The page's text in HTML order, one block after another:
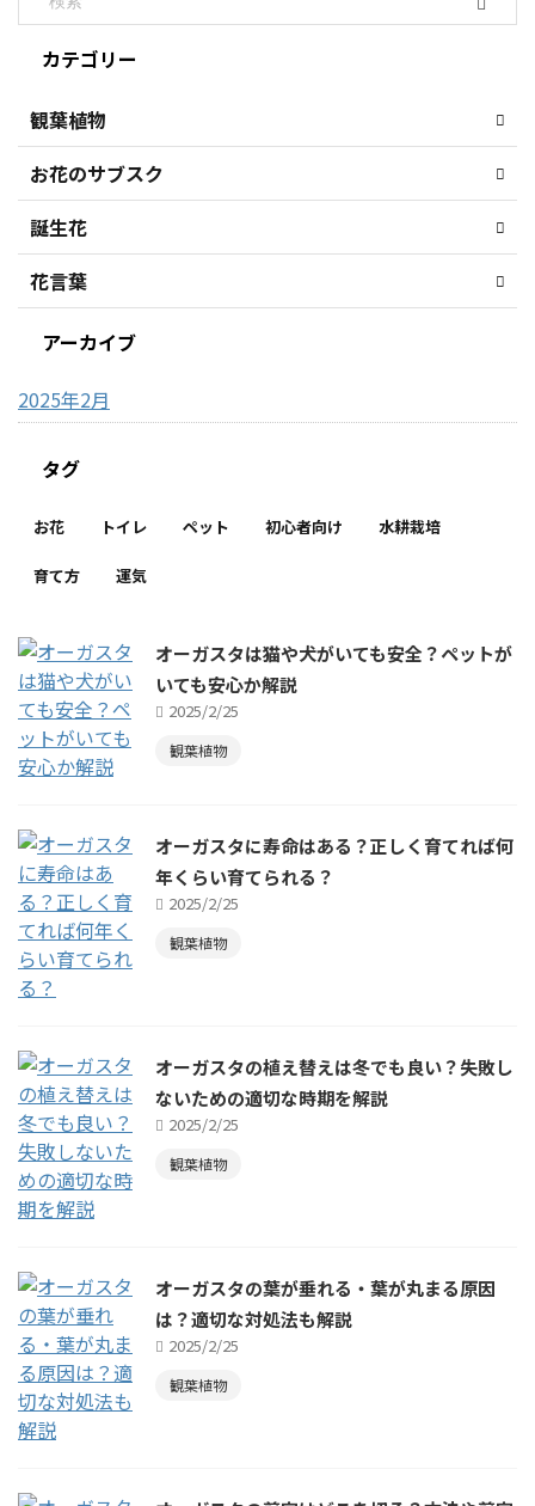
カテゴリー
観葉植物
お花のサブスク
誕生花
花言葉
アーカイブ
2025年2月
タグ
お花 トイレ ペット 初心者向け 水耕栽培
育て方 運気
オーガスタは猫や犬がいても安全？ペットが
いても安心か解説
2025/2/25
観葉植物
オーガスタに寿命はある？正しく育てれば何
年くらい育てられる？
2025/2/25
観葉植物
オーガスタの植え替えは冬でも良い？失敗し
ないための適切な時期を解説
2025/2/25
観葉植物
オーガスタの葉が垂れる・葉が丸まる原因
は？適切な対処法も解説
2025/2/25
観葉植物